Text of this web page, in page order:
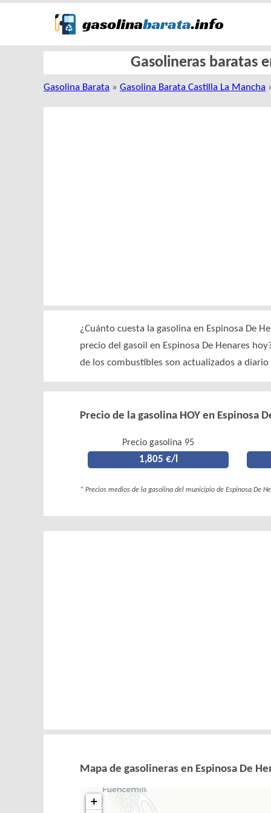
Gasolineras baratas
Gasolina Barata » Gasolina Barata Castilla La Mancha
¿Cuánto cuesta la gasolina en Espinosa De
precio del gasoil en Espinosa De Henares
de los combustibles son actualizados a
Precio de la gasolina HOY en Espinosa
Precio gasolina 95
1,805 €/l
* Precios medios de la gasolina del municipio de Espinosa De
Mapa de gasolineras en Espinosa De
+